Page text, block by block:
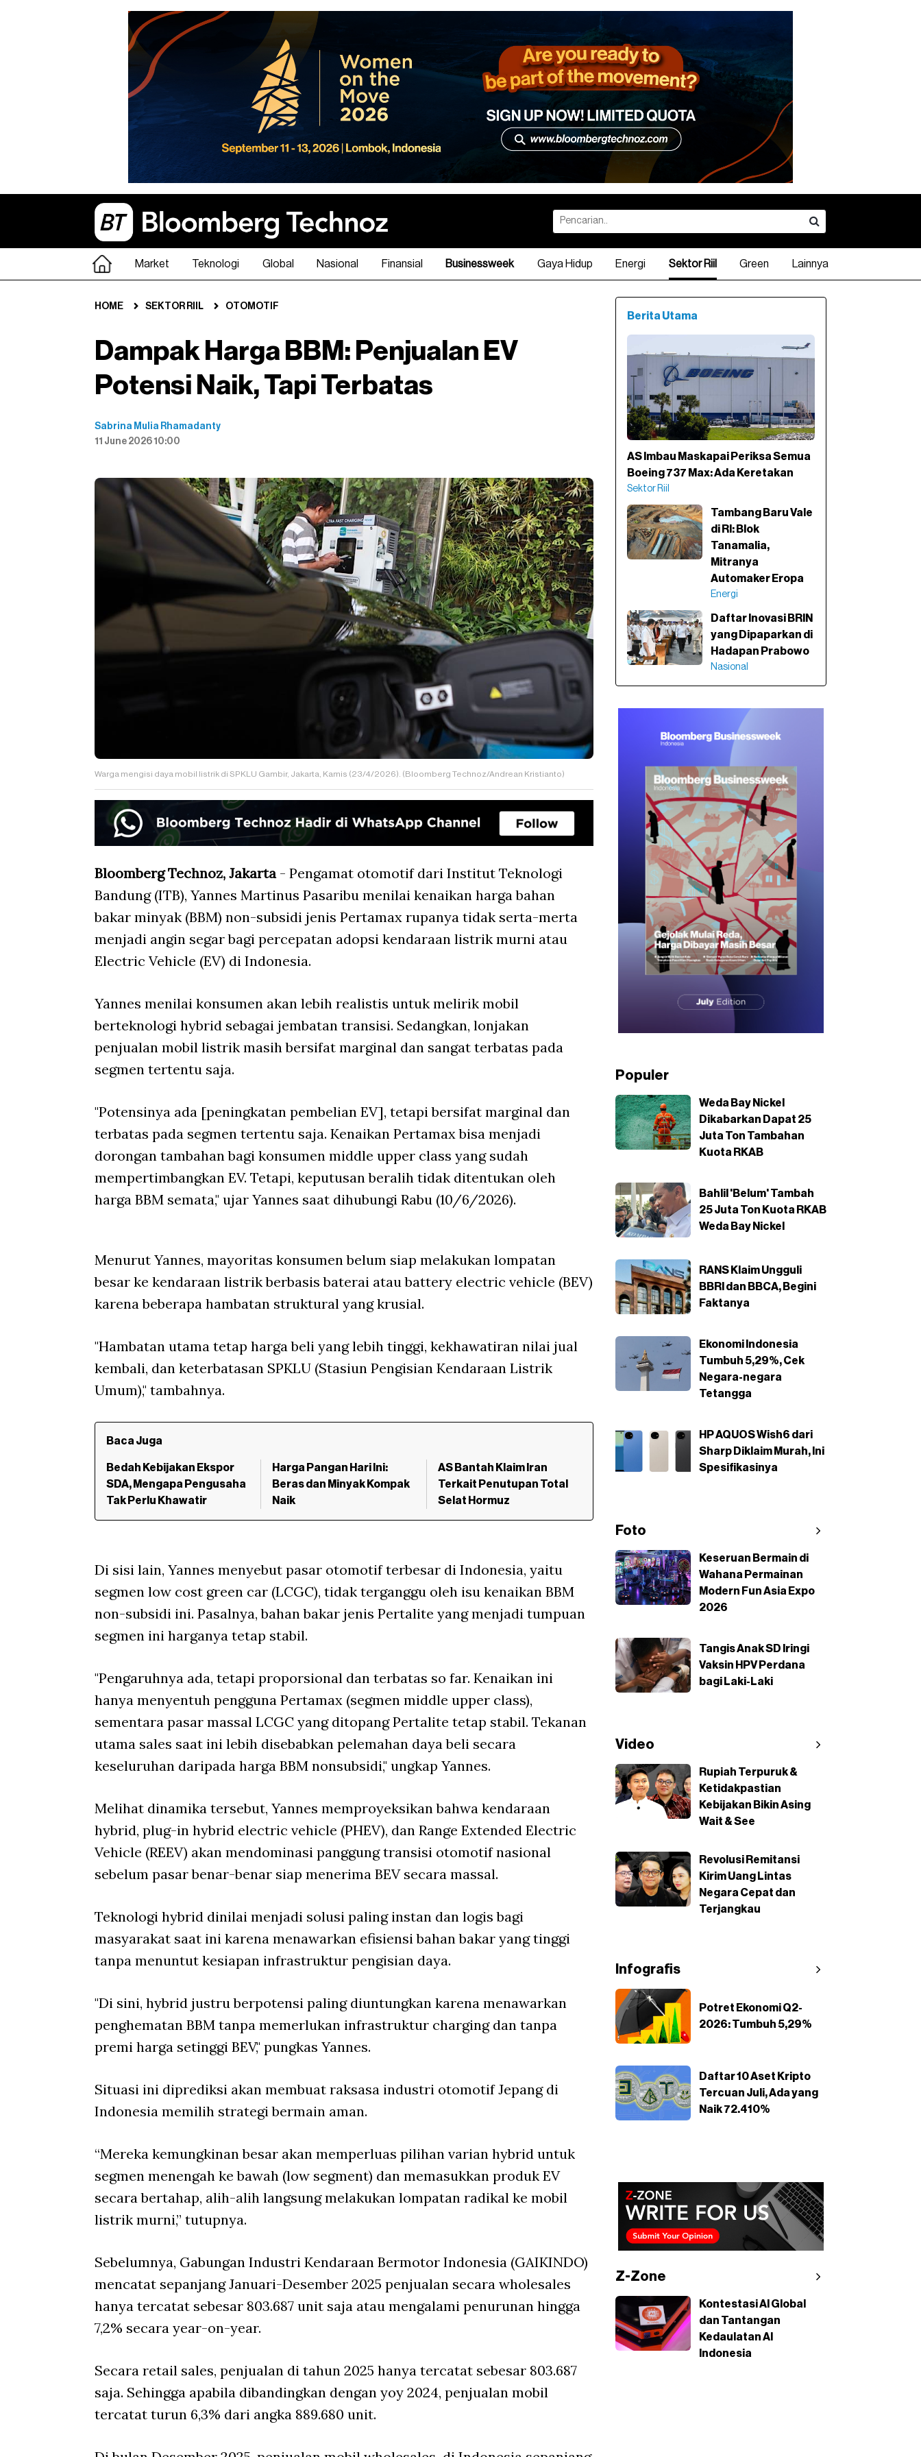
Market Teknologi Global Nasional Finansial Businessweek Gaya Hidup Energi Sektor Riil Green Lainnya
HOME SEKTOR RIIL OTOMOTIF
Dampak Harga BBM: Penjualan EV
Potensi Naik, Tapi Terbatas
Sabrina Mulia Rhamadanty
11 June 2026 10:00
Warga mengisi daya mobil listrik di SPKLU Gambir, Jakarta, Kamis (23/4/2026). (Bloomberg Technoz/Andrean Kristianto)
Bloomberg Technoz, Jakarta- Pengamat otomotif dari Institut Teknologi
Bandung (ITB), Yannes Martinus Pasaribu menilai kenaikan harga bahan
bakar minyak (BBM) non-subsidi jenis Pertamax rupanya tidak serta-merta
menjadi angin segar bagi percepatan adopsi kendaraan listrik murni atau
Electric Vehicle (EV) di Indonesia.
Yannes menilai konsumen akan lebih realistis untuk melirik mobil
berteknologi hybrid sebagai jembatan transisi. Sedangkan, lonjakan
penjualan mobil listrik masih bersifat marginal dan sangat terbatas pada
segmen tertentu saja.
"Potensinya ada [peningkatan pembelian EV], tetapi bersifat marginal dan
terbatas pada segmen tertentu saja. Kenaikan Pertamax bisa menjadi
dorongan tambahan bagi konsumen middle upper class yang sudah
mempertimbangkan EV. Tetapi, keputusan beralih tidak ditentukan oleh
harga BBM semata," ujar Yannes saat dihubungi Rabu (10/6/2026).
Menurut Yannes, mayoritas konsumen belum siap melakukan lompatan
besar ke kendaraan listrik berbasis baterai atau battery electric vehicle (BEV)
karena beberapa hambatan struktural yang krusial.
"Hambatan utama tetap harga beli yang lebih tinggi, kekhawatiran nilai jual
kembali, dan keterbatasan SPKLU (Stasiun Pengisian Kendaraan Listrik
Umum)," tambahnya.
Baca Juga
Bedah Kebijakan Ekspor
SDA, Mengapa Pengusaha
Tak Perlu Khawatir
Harga Pangan Hari Ini:
Beras dan Minyak Kompak
Naik
AS Bantah Klaim Iran
Terkait Penutupan Total
Selat Hormuz
Di sisi lain, Yannes menyebut pasar otomotif terbesar di Indonesia, yaitu
segmen low cost green car (LCGC), tidak terganggu oleh isu kenaikan BBM
non-subsidi ini. Pasalnya, bahan bakar jenis Pertalite yang menjadi tumpuan
segmen ini harganya tetap stabil.
"Pengaruhnya ada, tetapi proporsional dan terbatas so far. Kenaikan ini
hanya menyentuh pengguna Pertamax (segmen middle upper class),
sementara pasar massal LCGC yang ditopang Pertalite tetap stabil. Tekanan
utama sales saat ini lebih disebabkan pelemahan daya beli secara
keseluruhan daripada harga BBM nonsubsidi," ungkap Yannes.
Melihat dinamika tersebut, Yannes memproyeksikan bahwa kendaraan
hybrid, plug-in hybrid electric vehicle (PHEV), dan Range Extended Electric
Vehicle (REEV) akan mendominasi panggung transisi otomotif nasional
sebelum pasar benar-benar siap menerima BEV secara massal.
Teknologi hybrid dinilai menjadi solusi paling instan dan logis bagi
masyarakat saat ini karena menawarkan efisiensi bahan bakar yang tinggi
tanpa menuntut kesiapan infrastruktur pengisian daya.
"Di sini, hybrid justru berpotensi paling diuntungkan karena menawarkan
penghematan BBM tanpa memerlukan infrastruktur charging dan tanpa
premi harga setinggi BEV," pungkas Yannes.
Situasi ini diprediksi akan membuat raksasa industri otomotif Jepang di
Indonesia memilih strategi bermain aman.
“Mereka kemungkinan besar akan memperluas pilihan varian hybrid untuk
segmen menengah ke bawah (low segment) dan memasukkan produk EV
secara bertahap, alih-alih langsung melakukan lompatan radikal ke mobil
listrik murni,” tutupnya.
Sebelumnya, Gabungan Industri Kendaraan Bermotor Indonesia (GAIKINDO)
mencatat sepanjang Januari-Desember 2025 penjualan secara wholesales
hanya tercatat sebesar 803.687 unit saja atau mengalami penurunan hingga
7,2% secara year-on-year.
Secara retail sales, penjualan di tahun 2025 hanya tercatat sebesar 803.687
saja. Sehingga apabila dibandingkan dengan yoy 2024, penjualan mobil
tercatat turun 6,3% dari angka 889.680 unit.
Berita Utama
AS Imbau Maskapai Periksa Semua
Boeing 737 Max: Ada Keretakan
Sektor Riil
Tambang Baru Vale
di RI: Blok
Tanamalia,
Mitranya
Automaker Eropa
Energi
Daftar Inovasi BRIN
yang Dipaparkan di
Hadapan Prabowo
Nasional
Populer
Weda Bay Nickel
Dikabarkan Dapat 25
Juta Ton Tambahan
Kuota RKAB
Bahlil 'Belum' Tambah
25 Juta Ton Kuota RKAB
Weda Bay Nickel
RANS Klaim Ungguli
BBRI dan BBCA, Begini
Faktanya
Ekonomi Indonesia
Tumbuh 5,29%, Cek
Negara-negara
Tetangga
HP AQUOS Wish6 dari
Sharp Diklaim Murah, Ini
Spesifikasinya
Foto
Keseruan Bermain di
Wahana Permainan
Modern Fun Asia Expo
2026
Tangis Anak SD Iringi
Vaksin HPV Perdana
bagi Laki-Laki
Video
Rupiah Terpuruk &
Ketidakpastian
Kebijakan Bikin Asing
Wait & See
Revolusi Remitansi
Kirim Uang Lintas
Negara Cepat dan
Terjangkau
Infografis
Potret Ekonomi Q2-
2026: Tumbuh 5,29%
Daftar 10 Aset Kripto
Tercuan Juli, Ada yang
Naik 72.410%
Z-Zone
Kontestasi AI Global
dan Tantangan
Kedaulatan AI
Indonesia